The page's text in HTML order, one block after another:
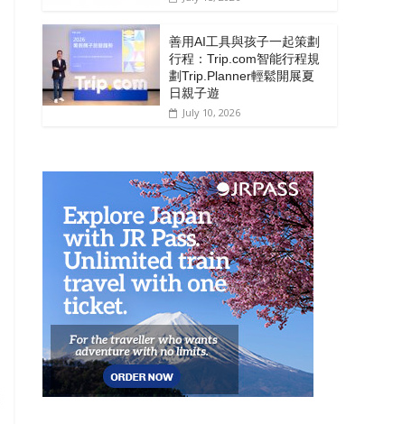
善用AI工具與孩子一起策劃
行程：Trip.com智能行程規
劃Trip.Planner輕鬆開展夏
日親子遊
July 10, 2026